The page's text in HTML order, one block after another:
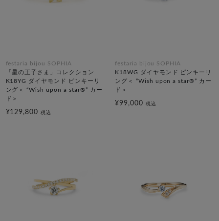
festaria bijou SOPHIA
「星の王子さま」コレクション
K18YG ダイヤモンド ピンキーリ
ング＜ “Wish upon a star®” カー
ド＞
¥129,800税込
festaria bijou SOPHIA
K18WG ダイヤモンド ピンキーリ
ング＜ “Wish upon a star®” カー
ド＞
¥99,000 税込